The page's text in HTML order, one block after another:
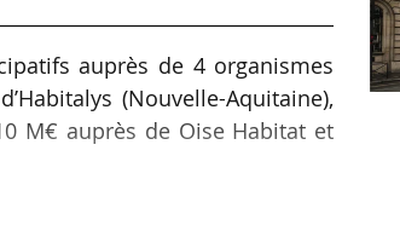
auprès de 4 organismes
(Nouvelle-Aquitaine),
M€ auprès de Oise Habitat et